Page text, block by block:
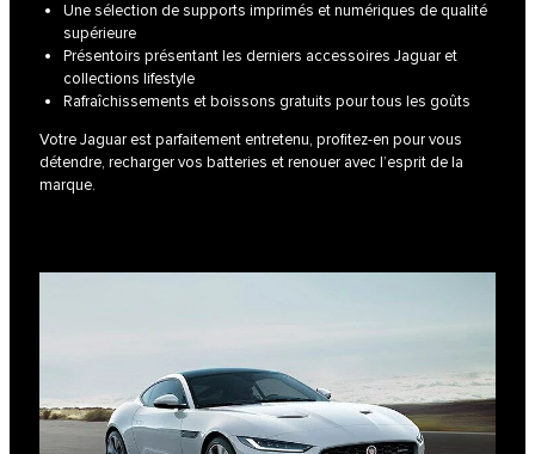
Une sélection de supports imprimés et numériques de qualité
supérieure
Présentoirs présentant les derniers accessoires Jaguar et
collections lifestyle
Rafraîchissements et boissons gratuits pour tous les goûts
Votre Jaguar est parfaitement entretenu, profitez-en pour vous
détendre, recharger vos batteries et renouer avec l’esprit de la
marque.